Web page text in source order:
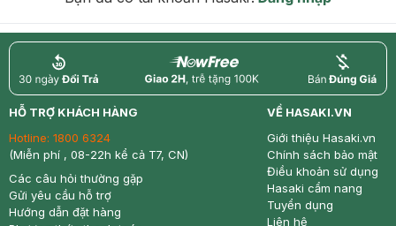
return nowfree price
HỖ TRỢ KHÁCH HÀNG
Hotline: 1800 6324
(Miễn phí , 08-22h kể cả T7, CN)
Các câu hỏi thường gặp
Gửi yêu cầu hỗ trợ
Hướng dẫn đặt hàng
VỀ HASAKI.VN
Giới thiệu Hasaki.vn
Chính sách bảo mật
Điều khoản sử dụng
Hasaki cẩm nang
Tuyển dụng
Liên hệ